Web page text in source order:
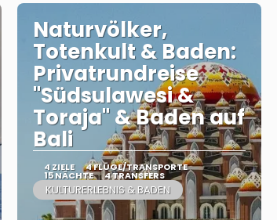
Naturvölker,
Totenkult & Baden:
Privatrundreise
"Südsulawesi &
Toraja" & Baden auf
Bali
4 ZIELE 4 FLÜGE/TRANSPORTE
15 NÄCHTE 4 TRANSFERS
KULTURERLEBNIS & BADEN